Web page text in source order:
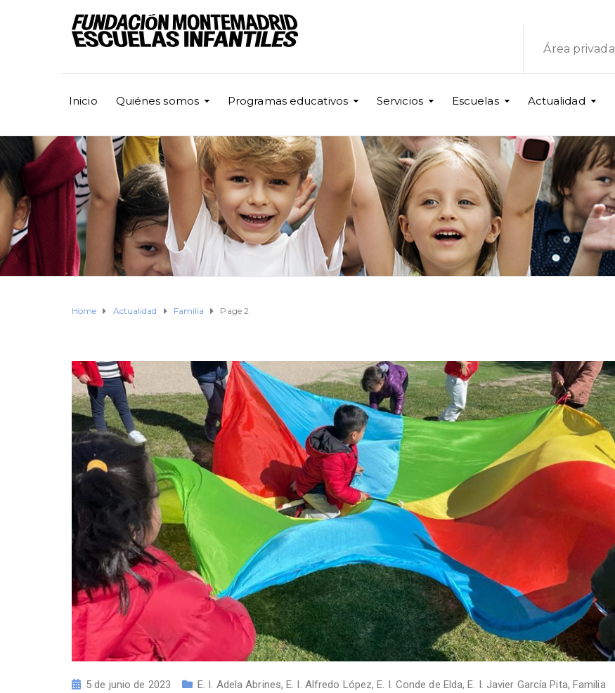
Área privada
Inicio Quiénes somos Programas educativos Servicios Escuelas Actualidad
Home Actualidad Familia Page 2
5 de junio de 2023 E. I. Adela Abrines,E. I. Alfredo López,E. I. Conde de Elda,E. I. Javier García Pita, Familia